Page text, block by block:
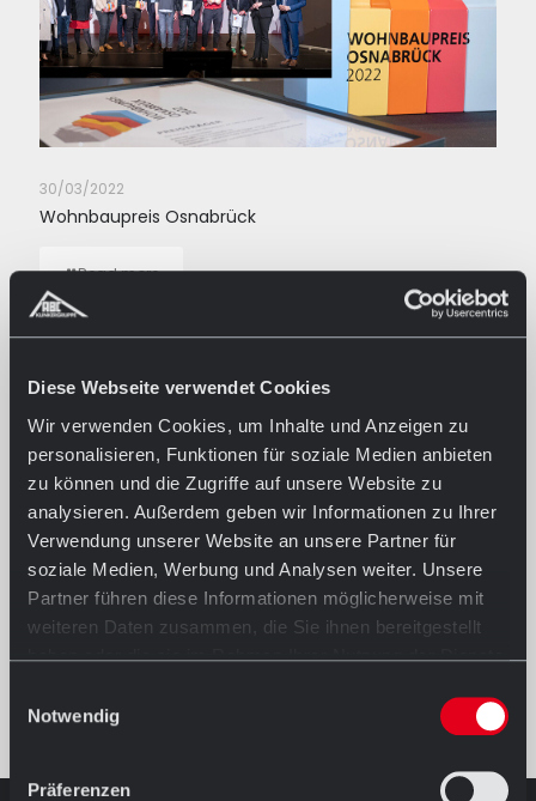
Diese Webseite verwendet Cookies
Wir verwenden Cookies, um Inhalte und Anzeigen zu
personalisieren, Funktionen für soziale Medien anbieten
zu können und die Zugriffe auf unsere Website zu
analysieren. Außerdem geben wir Informationen zu Ihrer
Verwendung unserer Website an unsere Partner für
soziale Medien, Werbung und Analysen weiter. Unsere
Partner führen diese Informationen möglicherweise mit
weiteren Daten zusammen, die Sie ihnen bereitgestellt
haben oder die sie im Rahmen Ihrer Nutzung der Dienste
Notwendig
Präferenzen
30/03/2022
Wohnbaupreis Osnabrück
Read more
Pflasterklinker richtig verlegen
Read more